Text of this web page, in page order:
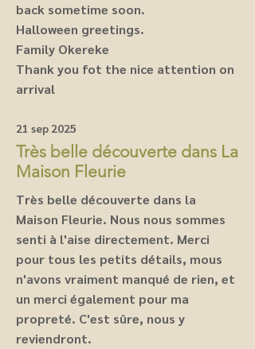
back sometime soon.
Halloween greetings.
Family Okereke
Thank you fot the nice attention on
arrival
21 sep 2025
Très belle découverte dans La
Maison Fleurie
Très belle découverte dans la
Maison Fleurie. Nous nous sommes
senti à l'aise directement. Merci
pour tous les petits détails, mous
n'avons vraiment manqué de rien, et
un merci également pour ma
propreté. C'est sûre, nous y
reviendront.